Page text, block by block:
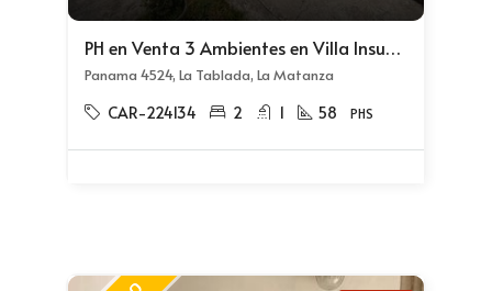
PH en Venta 3 Ambientes en Villa Insuperable
Panama 4524, La Tablada, La Matanza
CAR-224134 2 1 58 PHS